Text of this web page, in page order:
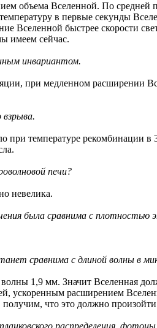
объема Вселенной. По средней
в первые секунды
Вселенной быстрее скорости
имеем сейчас.
инвариантом.
при медленном расширении
взрыва.
температуре рекомбинации в
печи?
невелика.
была сравнима с плотностью
сравнима с длиной волны в
1,9 мм. Значит Вселенная
ускоренным расширением
что это должно